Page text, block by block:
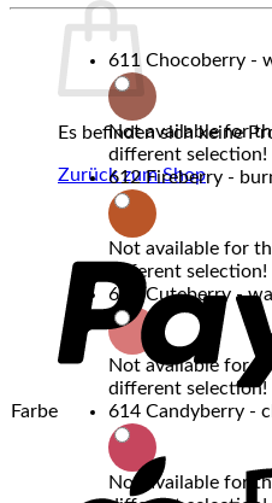
Es befinden sich keine
Zurück zum Shop
Farbe
611 Chocoberry -
Not available for
different selection!
612 Fireberry -
Not available for
different selection!
613 Cuteberry -
Not available for
different selection!
614 Candyberry -
Not available for